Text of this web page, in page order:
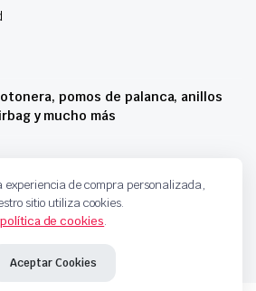
pomos de palanca, anillos
y mucho más
Autoparts. Todos los derechos reservados
de compra personalizada,
sitio utiliza cookies.
política de cookies.
Aceptar Cookies